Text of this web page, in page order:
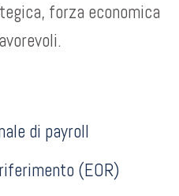
forza economica
di payroll
(EOR)